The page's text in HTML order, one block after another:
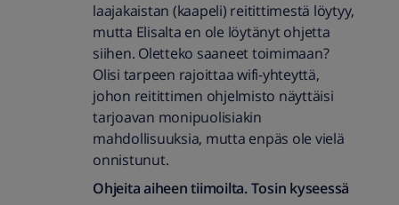
laajakaistan (kaapeli) reitittimestä löytyy,
mutta Elisalta en ole löytänyt ohjetta
siihen. Oletteko saaneet toimimaan?
Olisi tarpeen rajoittaa wifi-yhteyttä,
johon reitittimen ohjelmisto näyttäisi
tarjoavan monipuolisiakin
mahdollisuuksia, mutta enpäs ole vielä
onnistunut.
Ohjeita aiheen tiimoilta. Tosin kyseessä